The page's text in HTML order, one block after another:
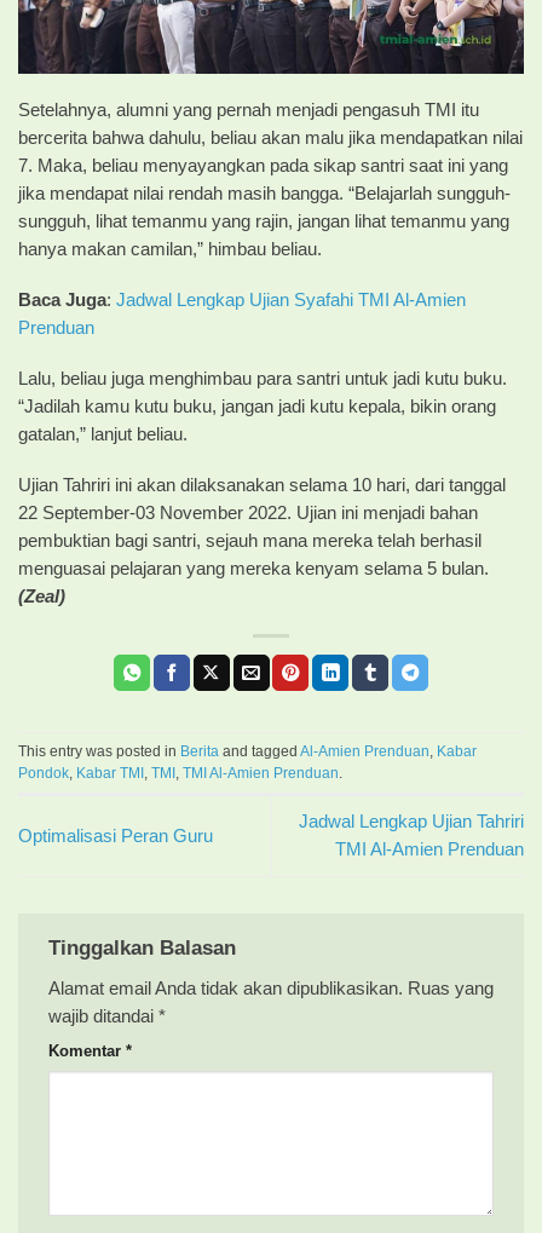
Setelahnya, alumni yang pernah menjadi pengasuh TMI itu
bercerita bahwa dahulu, beliau akan malu jika mendapatkan nilai
7. Maka, beliau menyayangkan pada sikap santri saat ini yang
jika mendapat nilai rendah masih bangga. “Belajarlah sungguh-
sungguh, lihat temanmu yang rajin, jangan lihat temanmu yang
hanya makan camilan,” himbau beliau.
Baca Juga: Jadwal Lengkap Ujian Syafahi TMI Al-Amien
Prenduan
Lalu, beliau juga menghimbau para santri untuk jadi kutu buku.
“Jadilah kamu kutu buku, jangan jadi kutu kepala, bikin orang
gatalan,” lanjut beliau.
Ujian Tahriri ini akan dilaksanakan selama 10 hari, dari tanggal
22 September-03 November 2022. Ujian ini menjadi bahan
pembuktian bagi santri, sejauh mana mereka telah berhasil
menguasai pelajaran yang mereka kenyam selama 5 bulan.
(Zeal)
This entry was posted in Berita and tagged Al-Amien Prenduan
Kabar
Pondok Kabar TMI TMI TMI Al-Amien Prenduan
Optimalisasi Peran Guru
Jadwal Lengkap Ujian Tahriri
TMI Al-Amien Prenduan
Tinggalkan Balasan
Alamat email Anda tidak akan dipublikasikan. Ruas yang
wajib ditandai *
Komentar *